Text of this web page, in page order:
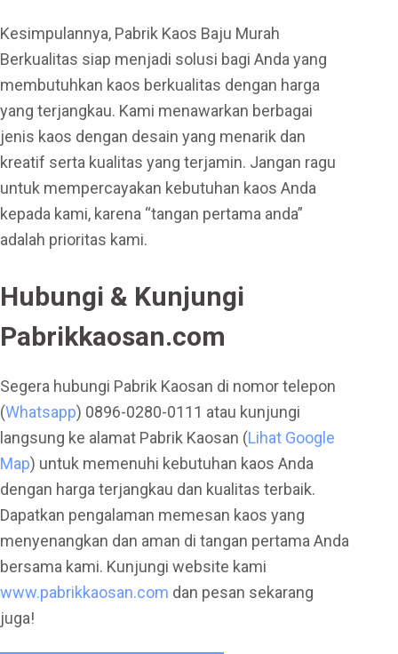
Kesimpulannya, Pabrik Kaos Baju Murah
Berkualitas siap menjadi solusi bagi Anda yang
membutuhkan kaos berkualitas dengan harga
yang terjangkau. Kami menawarkan berbagai
jenis kaos dengan desain yang menarik dan
kreatif serta kualitas yang terjamin. Jangan ragu
untuk mempercayakan kebutuhan kaos Anda
kepada kami, karena “tangan pertama anda”
adalah prioritas kami.
Hubungi & Kunjungi
Pabrikkaosan.com
Segera hubungi Pabrik Kaosan di nomor telepon
(Whatsapp) 0896-0280-0111 atau kunjungi
langsung ke alamat Pabrik Kaosan (Lihat Google
Map) untuk memenuhi kebutuhan kaos Anda
dengan harga terjangkau dan kualitas terbaik.
Dapatkan pengalaman memesan kaos yang
menyenangkan dan aman di tangan pertama Anda
bersama kami. Kunjungi website kami
www.pabrikkaosan.com dan pesan sekarang
juga!